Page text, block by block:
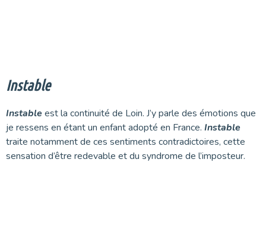
Instable
Instableest la continuité de Loin. J’y parle des émotions que
je ressens en étant un enfant adopté en France. Instable
traite notamment de ces sentiments contradictoires, cette
sensation d’être redevable et du syndrome de l’imposteur.